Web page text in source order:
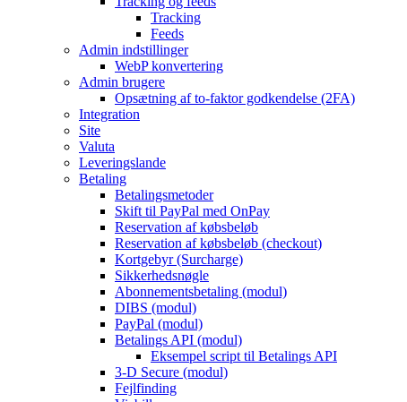
Tracking
Feeds
Admin indstillinger
WebP konvertering
Admin brugere
Opsætning af to-faktor godkendelse (2FA)
Integration
Site
Valuta
Leveringslande
Betaling
Betalingsmetoder
Skift til PayPal med OnPay
Reservation af købsbeløb
Reservation af købsbeløb (checkout)
Kortgebyr (Surcharge)
Sikkerhedsnøgle
Abonnementsbetaling (modul)
DIBS (modul)
PayPal (modul)
Betalings API (modul)
Eksempel script til Betalings API
3-D Secure (modul)
Fejlfinding